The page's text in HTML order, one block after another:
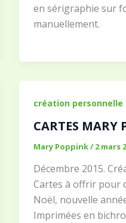
en sérigraphie sur
manuellement.
création personnelle
CARTES MARY
Mary Poppink/2 mars
Décembre 2015.
Cartes à offrir pour
Noël, nouvelle
Imprimées en